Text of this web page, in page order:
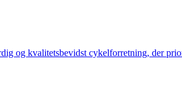
og kvalitetsbevidst cykelforretning, der